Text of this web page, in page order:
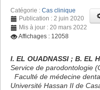
Catégorie : Cas clinique
Publication : 2 juin 2020
Mis à jour : 20 mars 2022
Affichages : 12058
I. EL OUADNASSI ; B. EL
Service de parodontologie
Faculté de médecine
Université Hassan II de